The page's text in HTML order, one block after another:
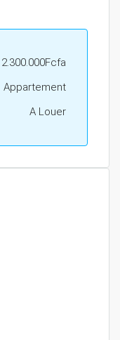
2.300.000Fcfa
Appartement
A Louer